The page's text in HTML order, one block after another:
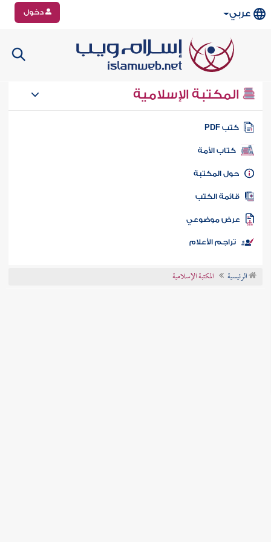
عربي دخول
المكتبة الإسلامية
كتب PDF
كتاب الأمة
المكتبة
الكتب
موضوعي
تراجم الأعلام
الرئيسية المكتبة الإسلامية